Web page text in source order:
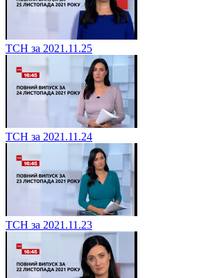
ТСН за 2021.11.25
ТСН за 2021.11.24
ТСН за 2021.11.23